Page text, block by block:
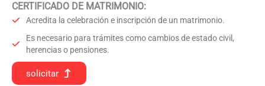
CERTIFICADO DE MATRIMONIO:
Acredita la celebración e inscripción de un matrimonio.
Es necesario para trámites como cambios de estado civil,
herencias o pensiones.
solicitar